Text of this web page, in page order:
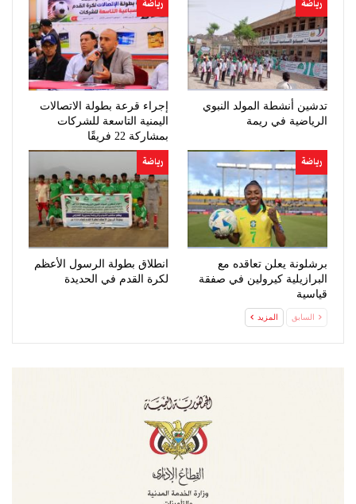
رياضة
تدشين أنشطة المولد النبوي
الرياضية في ريمة
رياضة
إجراء قرعة بطولة الاتصالات
اليمنية التاسعة للشركات
بمشاركة 22 فريقًا
رياضة
برشلونة يعلن تعاقده مع
البرازيلية كيرولين في صفقة
قياسية
رياضة
انطلاق بطولة الرسول الأعظم
لكرة القدم في الحديدة
السابق المزيد